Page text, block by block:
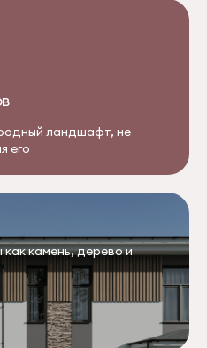
ландшафт, не
его
камень, дерево и